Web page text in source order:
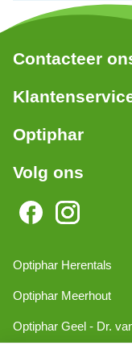
Contacteer
Optiphar
Volg ons
Optiphar Herentals
Optiphar Meerhout
Optiphar Geel - Dr.